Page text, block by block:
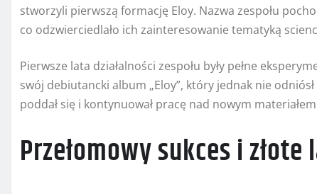
stworzyli pierwszą formację Eloy. Nazwa zespołu
co odzwierciedlało ich zainteresowanie tematyką
Pierwsze lata działalności zespołu były pełne
swój debiutancki album „Eloy”, który jednak nie
poddał się i kontynuował pracę nad nowym
Przełomowy sukces i złote